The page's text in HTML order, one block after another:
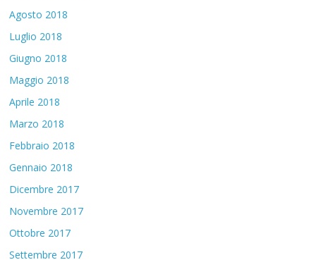
Agosto 2018
Luglio 2018
Giugno 2018
Maggio 2018
Aprile 2018
Marzo 2018
Febbraio 2018
Gennaio 2018
Dicembre 2017
Novembre 2017
Ottobre 2017
Settembre 2017